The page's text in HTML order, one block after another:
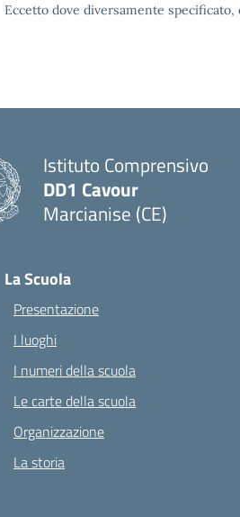
Eccetto dove diversamente
Istituto Comprensivo
DD1 Cavour
Marcianise (CE)
La Scuola
Presentazione
I luoghi
I numeri della scuola
Le carte della scuola
Organizzazione
La storia